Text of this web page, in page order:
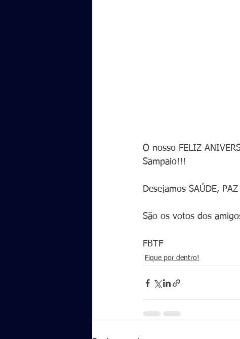
O nosso FELIZ
Sampaio!!!
Desejamos SAÚDE,
São os votos dos
FBTF
Fique por dentro!